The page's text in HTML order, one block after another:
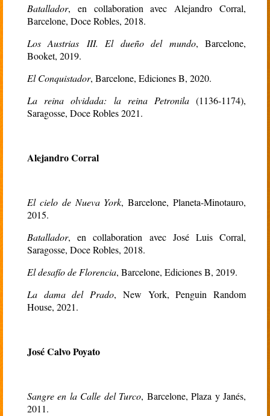
Batallador, en collaboration avec Alejandro Corral,
Barcelone, Doce Robles, 2018.
Los Austrias III. El dueño del mundo, Barcelone,
Booket, 2019.
El Conquistador, Barcelone, Ediciones B, 2020.
La reina olvidada: la reina Petronila(1136-1174),
Saragosse, Doce Robles 2021.
Alejandro Corral
El cielo de Nueva York, Barcelone, Planeta-Minotauro,
2015.
Batallador, en collaboration avec José Luis Corral,
Saragosse, Doce Robles, 2018.
El desafío de Florencia, Barcelone, Ediciones B, 2019.
La dama del Prado, New York, Penguin Random
House, 2021.
José Calvo Poyato
Sangre en la Calle del Turco, Barcelone, Plaza y Janés,
2011.